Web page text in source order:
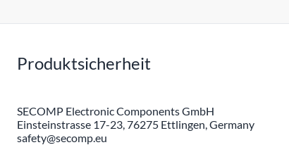
Produktsicherheit
SECOMP Electronic Components GmbH
Einsteinstrasse 17-23, 76275 Ettlingen, Germany
safety@secomp.eu